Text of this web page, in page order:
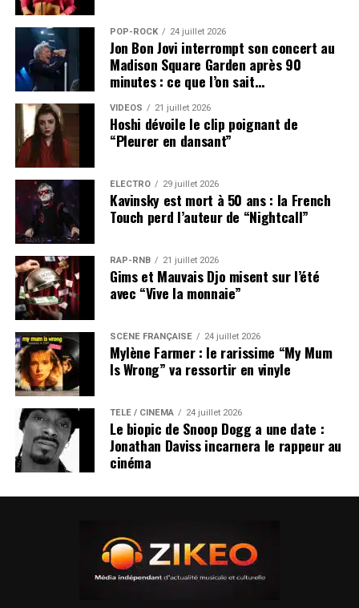
POP-ROCK 24 juillet 2026
Jon Bon Jovi interrompt son concert au
Madison Square Garden après 90
minutes : ce que l’on sait…
VIDEOS 21 juillet 2026
Hoshi dévoile le clip poignant de
“Pleurer en dansant”
ÉLECTRO 29 juillet 2026
Kavinsky est mort à 50 ans : la French
Touch perd l’auteur de “Nightcall”
RAP-RNB 21 juillet 2026
Gims et Mauvais Djo misent sur l’été
avec “Vive la monnaie”
SCÈNE FRANÇAISE 24 juillet 2026
Mylène Farmer : le rarissime “My Mum
Is Wrong” va ressortir en vinyle
TÉLÉ / CINÉMA 24 juillet 2026
Le biopic de Snoop Dogg a une date :
Jonathan Daviss incarnera le rappeur au
cinéma